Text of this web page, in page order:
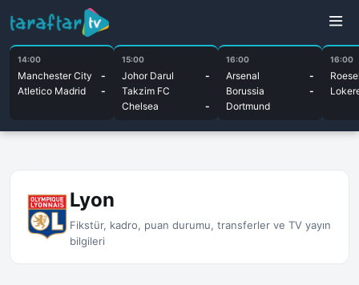
14:00
Manchester City
-
Atletico Madrid
-
15:00
Johor Darul
Takzim FC
-
Chelsea -
16:00
Arsenal
-
Borussia
Dortmund
-
16:00
Lyon
Fikstür, kadro, puan durumu, transferler ve TV yayın
bilgileri